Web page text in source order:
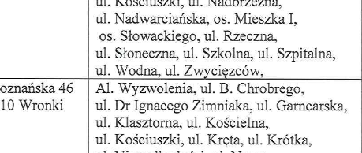
Niezbędne pliki cookies służą do prawidłowego
funkcjonowania strony internetowej i umożliwiają Ci
komfortowe korzystanie z oferowanych przez nas usług.
Pliki cookies odpowiadają na podejmowane przez Ciebie
działania w celu m.in. dostosowania Twoich ustawień
preferencji prywatności, logowania czy wypełniania
formularzy. Dzięki plikom cookies strona, z której
korzystasz, może działać bez zakłóceń.
Więcej
Funkcjonalne i personalizacyjne